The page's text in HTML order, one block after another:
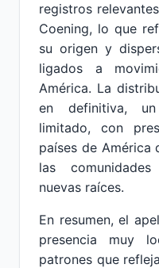
registros
Coening, lo que
su origen y
ligados a
América. La
en definitiva,
limitado, con
países de América
las
nuevas raíces.
En resumen, el
presencia muy
patrones que